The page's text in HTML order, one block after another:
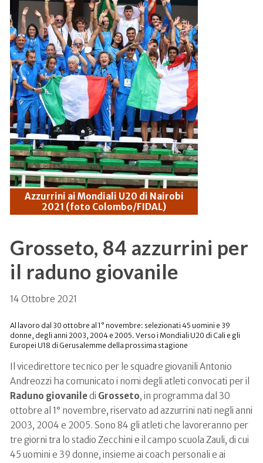
Azzurrini ai Mondiali U20 di Nairobi
2021 (foto Colombo/FIDAL)
Grosseto, 84 azzurrini per
il raduno giovanile
14 Ottobre 2021
Al lavoro dal 30 ottobre al 1° novembre: selezionati 45 uomini e 39
donne, degli anni 2003, 2004 e 2005. Verso i Mondiali U20 di Cali e gli
Europei U18 di Gerusalemme della prossima stagione
Il vicedirettore tecnico per le squadre giovanili Antonio
Andreozzi ha comunicato i nomi degli atleti convocati per il
Raduno giovaniledi Grosseto, in programma dal 30
ottobre al 1° novembre, riservato ad azzurrini nati negli anni
2003, 2004 e 2005. Sono 84 gli atleti che lavoreranno per
tre giorni tra lo stadio Zecchini e il campo scuola Zauli, di cui
45 uomini e 39 donne, insieme ai coach personali e ai